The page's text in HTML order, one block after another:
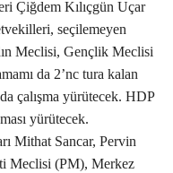
Çiğdem Kılıçgün Uçar
seçilemeyen
Meclisi, Gençlik Meclisi
da 2’nc tura kalan
çalışma yürütecek. HDP
yürütecek.
Mithat Sancar, Pervin
Meclisi (PM), Merkez